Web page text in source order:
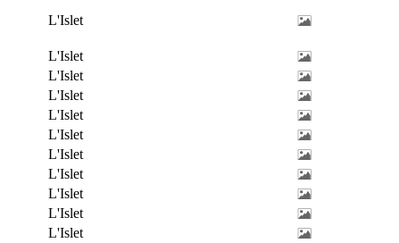
L'Islet
L'Islet
L'Islet
L'Islet
L'Islet
L'Islet
L'Islet
L'Islet
L'Islet
L'Islet
L'Islet